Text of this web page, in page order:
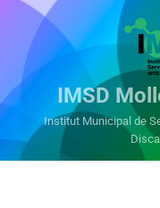
Vés
al
contingutIMSD
Institut Municipal de